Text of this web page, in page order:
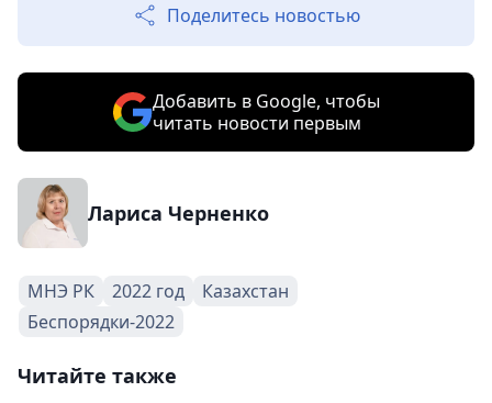
Поделитесь новостью
Добавить в Google, чтобы
читать новости первым
Лариса Черненко
МНЭ РК 2022 год
Казахстан
Беспорядки-2022
Читайте также